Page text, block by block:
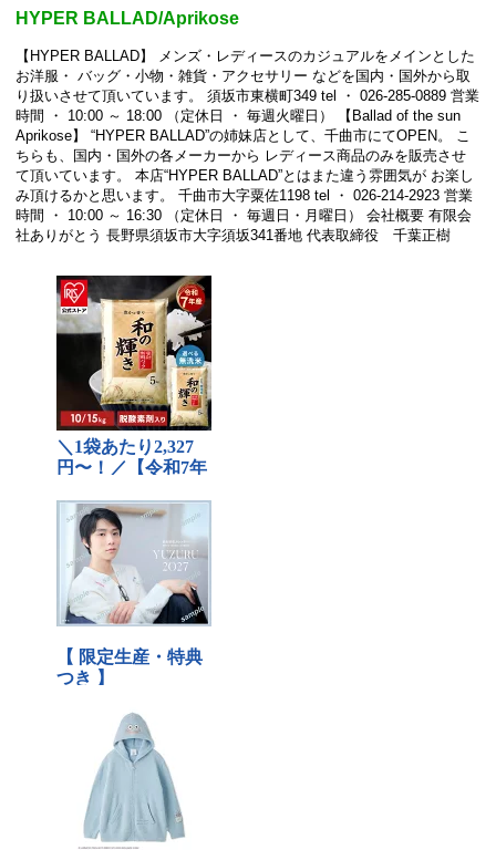
HYPER BALLAD/Aprikose
【HYPER BALLAD】 メンズ・レディースのカジュアルをメインとした
お洋服・ バッグ・小物・雑貨・アクセサリー などを国内・国外から取
り扱いさせて頂いています。 須坂市東横町349 tel ・ 026-285-0889 営業
時間 ・ 10:00 ～ 18:00 （定休日 ・ 毎週火曜日） 【Ballad of the sun
Aprikose】 “HYPER BALLAD”の姉妹店として、千曲市にてOPEN。 こ
ちらも、国内・国外の各メーカーから レディース商品のみを販売させ
て頂いています。 本店“HYPER BALLAD”とはまた違う雰囲気が お楽し
み頂けるかと思います。 千曲市大字粟佐1198 tel ・ 026-214-2923 営業
時間 ・ 10:00 ～ 16:30 （定休日 ・ 毎週日・月曜日） 会社概要 有限会
社ありがとう 長野県須坂市大字須坂341番地 代表取締役 千葉正樹